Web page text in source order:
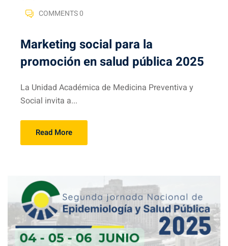
COMMENTS 0
Marketing social para la
promoción en salud pública 2025
La Unidad Académica de Medicina Preventiva y
Social invita a...
Read More